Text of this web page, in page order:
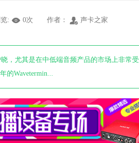
:  0次 作者：  声卡之家
，尤其是在中低端音频产品的市场上非常
Wavetermin...